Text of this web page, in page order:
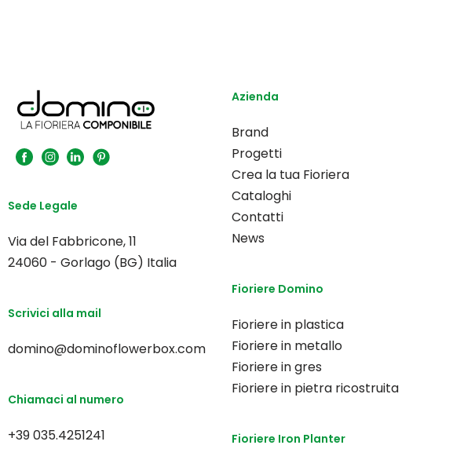
Sede Legale
Via del Fabbricone, 11
24060 - Gorlago (BG) Italia
Scrivici alla mail
domino@dominoflowerbox.com
Chiamaci al numero
+39 035.4251241
Azienda
Brand
Progetti
Crea la tua Fioriera
Cataloghi
Contatti
News
Fioriere Domino
Fioriere in plastica
Fioriere in metallo
Fioriere in gres
Fioriere in pietra ricostruita
Fioriere Iron Planter